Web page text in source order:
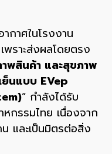
าศในโรงงาน
ราะส่งผลโดยตรง
พสินค้า และสุขภาพ
ย็นแบบ EVep
” กำลังได้รับ
กรรมไทย เนื่องจาก
และเป็นมิตรต่อสิ่ง